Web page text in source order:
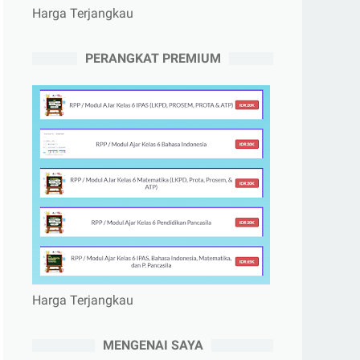
Harga Terjangkau
PERANGKAT PREMIUM
Harga Terjangkau
MENGENAI SAYA